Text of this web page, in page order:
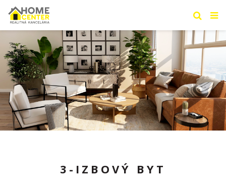
3-IZBOVÝ BYT